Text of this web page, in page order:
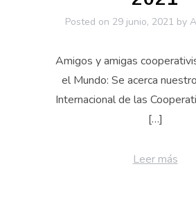
Posted on 29 junio, 2021 by
Amigos y amigas
el Mundo: Se acerca
Internacional de las
[…]
Leer más